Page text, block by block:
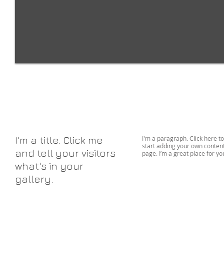
I'm a title. Click me
and tell your visitors
what's in your
gallery.
I'm a paragraph. Click here
start adding your own
page. I’m a great place for